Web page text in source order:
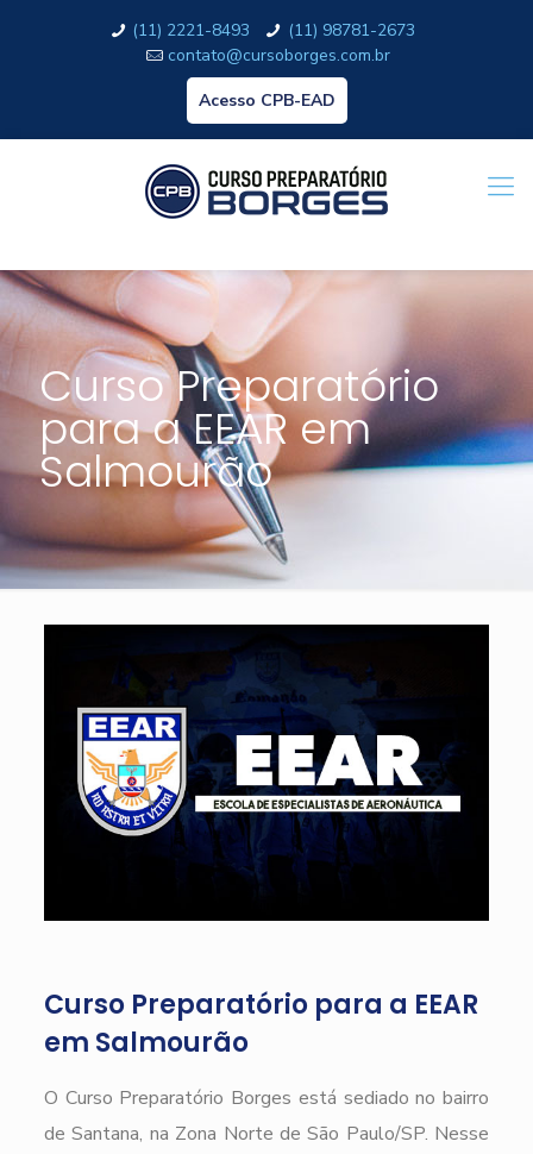
(11) 2221-8493
(11) 98781-2673
contato@cursoborges.com.br
Acesso CPB-EAD
Curso Preparatório
para a EEAR em
Salmourão
Curso Preparatório para a EEAR
em Salmourão
O Curso Preparatório Borges está sediado no bairro
de Santana, na Zona Norte de São Paulo/SP. Nesse